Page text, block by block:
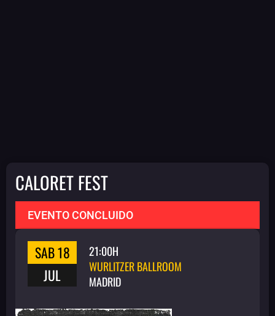
CALORET FEST
EVENTO CONCLUIDO
SAB 18
JUL
21:00H
WURLITZER BALLROOM
MADRID